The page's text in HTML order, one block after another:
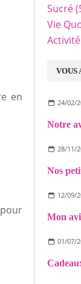
en
VOUS
24/02/
28/11/
12/09/
01/07/
Sucré
Vie